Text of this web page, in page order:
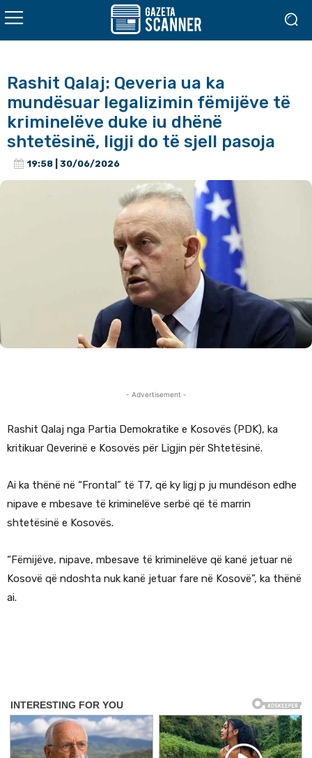
Rashit Qalaj: Qeveria ua ka
mundësuar legalizimin fëmijëve të
kriminelëve duke iu dhënë
shtetësinë, ligji do të sjell pasoja
19:58 | 30/06/2026
- Advertisement -
Rashit Qalaj nga Partia Demokratike e Kosovës (PDK), ka
kritikuar Qeverinë e Kosovës për Ligjin për Shtetësinë.
Ai ka thënë në “Frontal” të T7, që ky ligj p ju mundëson edhe
nipave e mbesave të kriminelëve serbë që të marrin
shtetësinë e Kosovës.
“Fëmijëve, nipave, mbesave të kriminelëve që kanë jetuar në
Kosovë që ndoshta nuk kanë jetuar fare në Kosovë”, ka thënë
ai.